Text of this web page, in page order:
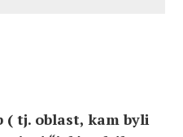
( tj. oblast, kam byli